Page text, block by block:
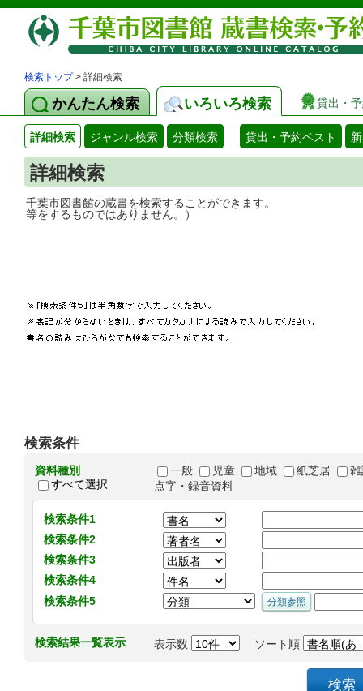
検索トップ> 詳細検索
かんたん検索 いろいろ検索 貸出・
詳細検索 ジャンル検索 分類検索 貸出・予約ベスト
詳細検索
千葉市図書館の蔵書を検索することがで
等をするものではありません。）
検索条件
資料種別
すべて選択
一般 児童 地域 紙芝居
点字・録音資料
検索条件1
検索条件2
検索条件3
検索条件4
検索条件5
検索結果一覧表示 表示数 ソート順